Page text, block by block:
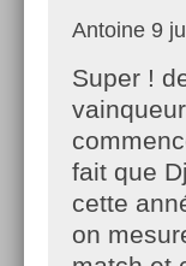
Antoine 9
Super !
fait que
cette
on